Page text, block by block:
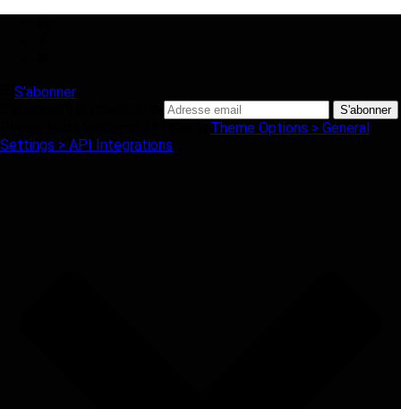
S'abonner
Theme Options > General
Settings > API Integrations